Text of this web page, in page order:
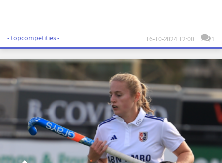
- topcompetities - 16-10-2024 12:00 1